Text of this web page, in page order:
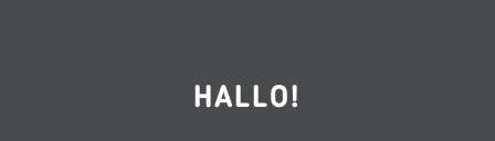
HALLO!